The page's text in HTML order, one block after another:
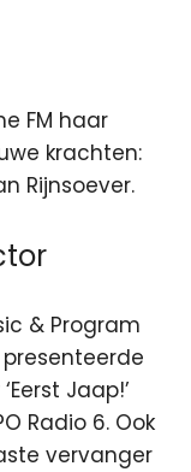
FM haar
krachten:
Rijnsoever.
& Program
Jaap!’
Radio 6. Ook
vervanger